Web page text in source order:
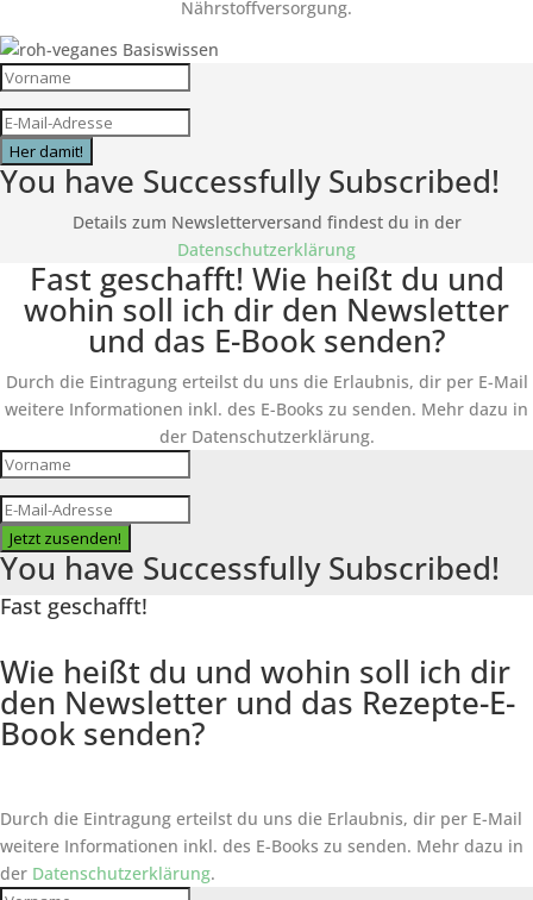
Nährstoffversorgung.
Her damit!
You have Successfully Subscribed!
Details zum Newsletterversand findest du in der
Datenschutzerklärung
Fast geschafft! Wie heißt du und
wohin soll ich dir den Newsletter
und das E-Book senden?
Durch die Eintragung erteilst du uns die Erlaubnis, dir per E-Mail
weitere Informationen inkl. des E-Books zu senden. Mehr dazu in
der Datenschutzerklärung.
Jetzt zusenden!
You have Successfully Subscribed!
Fast geschafft!
Wie heißt du und wohin soll ich dir
den Newsletter und das Rezepte-E-
Book senden?
Durch die Eintragung erteilst du uns die Erlaubnis, dir per E-Mail
weitere Informationen inkl. des E-Books zu senden. Mehr dazu in
der Datenschutzerklärung.